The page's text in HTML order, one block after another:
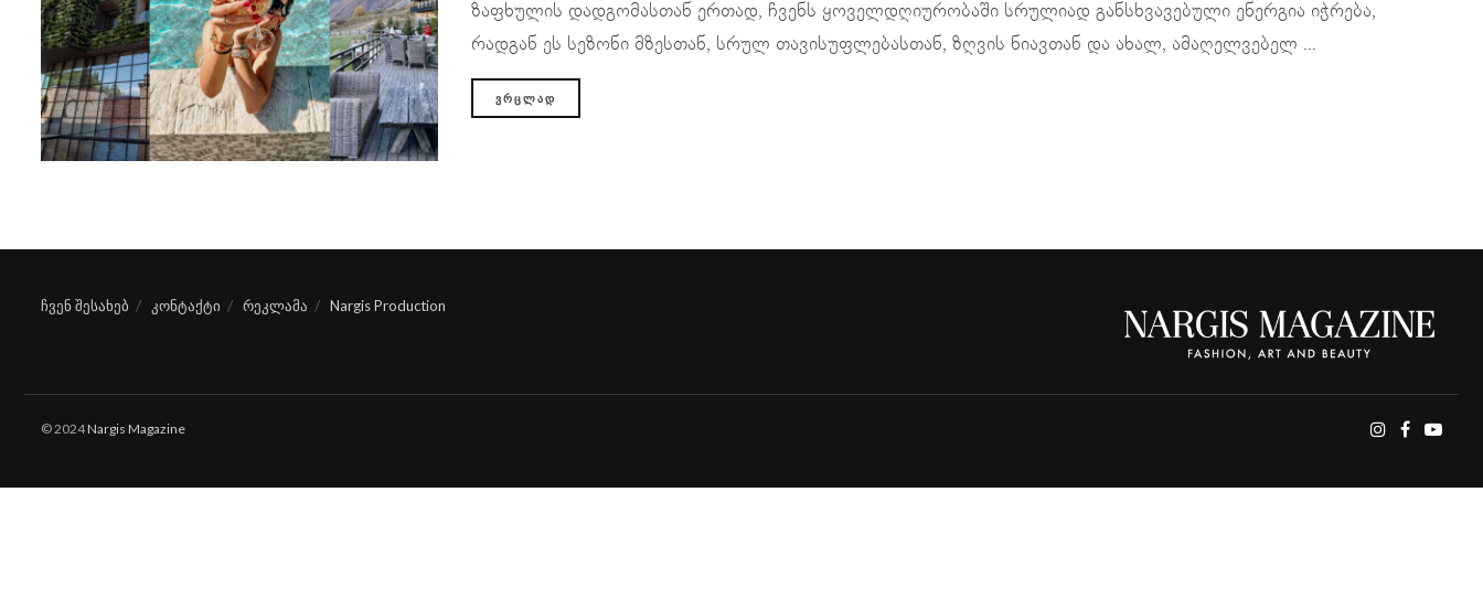
ზაფხულის დადგომასთან ერთად, ჩვენს ყოველდღიურობაში სრულიად განსხვავებული ენერგია იჭრება,
რადგან ეს სეზონი მზესთან, სრულ თავისუფლებასთან, ზღვის ნიავთან და ახალ, ამაღელვებელ ...
ᲕᲠᲪᲚᲐᲓ
ჩვენ შესახებ კონტაქტი რეკლამა Nargis Production
© 2024Nargis Magazine